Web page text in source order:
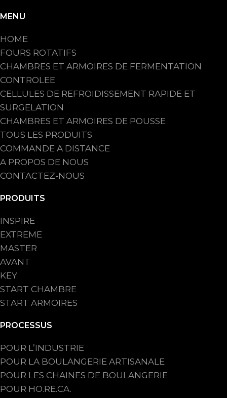
MENU
HOME
FOURS ROTATIFS
CHAMBRES ET ARMOIRES DE FERMENTATION
CONTROLEE
CELLULES DE REFROIDISSEMENT RAPIDE ET
SURGELATION
CHAMBRES ET ARMOIRES DE POUSSE
TOUS LES PRODUITS
COMMANDE A DISTANCE
A PROPOS DE NOUS
CONTACTEZ-NOUS
PRODUITS
INSPIRE
EXTREME
MASTER
AVANT
KEY
START CHAMBRE
START ARMOIRES
PROCESSUS
POUR L’INDUSTRIE
POUR LA BOULANGERIE ARTISANALE
POUR LES CHAINES DE BOULANGERIE
POUR HO.RE.CA.